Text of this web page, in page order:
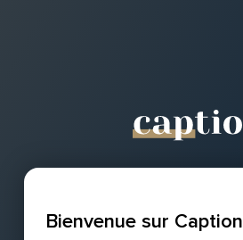
Bienvenue sur Caption